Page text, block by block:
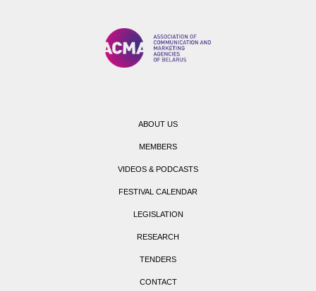
ABOUT US
MEMBERS
VIDEOS & PODCASTS
FESTIVAL CALENDAR
LEGISLATION
RESEARCH
TENDERS
CONTACT